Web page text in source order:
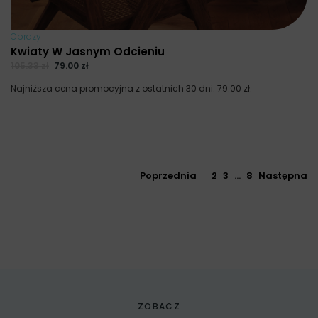
Obrazy
Kwiaty W Jasnym Odcieniu
79.00 zł
Najniższa cena promocyjna z ostatnich 30 dni: 79.00 zł.
Poprzednia 2 3 … 8 Następna
ZOBACZ